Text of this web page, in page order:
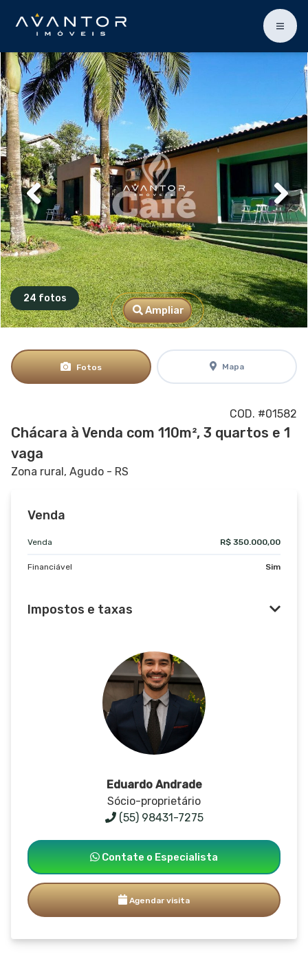
24 fotos
Ampliar
Fotos Mapa
COD. #01582
Chácara à Venda com 110m², 3 quartos e 1
vaga
Zona rural, Agudo - RS
Venda
Venda R$ 350.000,00
Financiável Sim
Impostos e taxas
Eduardo Andrade
Sócio-proprietário
(55) 98431-7275
Contate o Especialista
Agendar visita